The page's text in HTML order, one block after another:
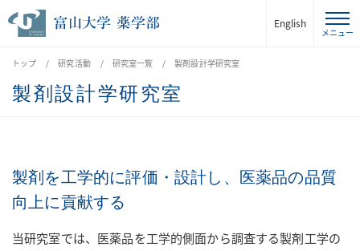
English
トップ 研究活動 研究室一覧 製剤設計学研究室
製剤設計学研究室
製剤を工学的に評価・設計し、医薬品の品質
向上に貢献する
当研究室では、医薬品を工学的側面から調査する製剤工学の